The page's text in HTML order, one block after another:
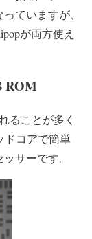
ていますが、
が両方使え
ROM
ることが多く
ドコアで簡単
サーです。